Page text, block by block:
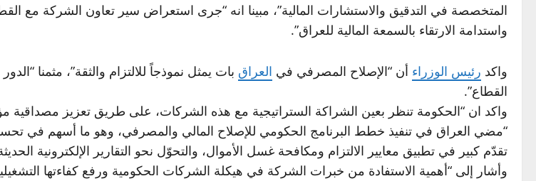
المتخصصة في التدقيق والاستشارات المالية”، مبينا انه “جرى استعراض سير تعاون الشركة مع
واستدامة الارتقاء بالسمعة المالية للعراق”.
واكد رئيس الوزراء أن “الإصلاح المصرفي في العراق بات يمثل نموذجاً للالتزام والثقة”، مثمنا
القطاع”.
واكد ان “الحكومة تنظر بعين الشراكة الستراتيجية مع هذه الشركات، على طريق تعزيز
“مضي العراق في تنفيذ خطط البرنامج الحكومي للإصلاح المالي والمصرفي، وهو ما أسهم في تحسين
تقدّم كبير في تطبيق معايير الالتزام ومكافحة غسل الأموال، والتحوّل نحو التقارير الإلكترونية
وأشار إلى “أهمية الاستفادة من خبرات الشركة في هيكلة الشركات الحكومية ورفع كفاءتها